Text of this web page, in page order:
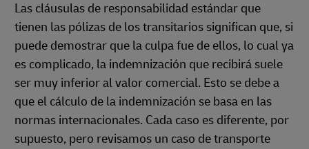
Las cláusulas de responsabilidad estándar que
tienen las pólizas de los transitarios significan que, si
puede demostrar que la culpa fue de ellos, lo cual ya
es complicado, la indemnización que recibirá suele
ser muy inferior al valor comercial. Esto se debe a
que el cálculo de la indemnización se basa en las
normas internacionales. Cada caso es diferente, por
supuesto, pero revisamos un caso de transporte